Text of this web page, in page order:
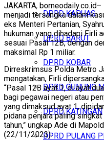
DPRD KAPUAS
DPRD BARUT
DPRD KOBAR
DPRD GUNUNG
DPRD KATINGAN
DPRD PULANG
JAKARTA,
menjadi tersangka dalam
eks Menteri Pertanian,
hukuman yang dihadapi Firli
sesuai Pasal 12B, dengan
maksimal Rp 1 miliar.
Dirreskrimsus Polda Metro
mengatakan, Firli
“Pasal 12B ayat 1, di ayat
bagi pegawai negeri atau
yang dimaksud ayat 1,
pidana penjara paling
tahun,” ungkap Ade di
(22/11/2023).